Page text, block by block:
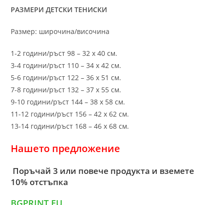
РАЗМЕРИ ДЕТСКИ ТЕНИСКИ
Размер: широчина/височина
1-2 години/ръст 98 – 32 х 40 см.
3-4 години/ръст 110 – 34 х 42 см.
5-6 години/ръст 122 – 36 х 51 см.
7-8 години/ръст 132 – 37 х 55 см.
9-10 години/ръст 144 – 38 х 58 см.
11-12 години/ръст 156 – 42 x 62 см.
13-14 години/ръст 168 – 46 х 68 см.
Нашето предложение
Поръчай 3 или повече продукта и вземете
10% отстъпка